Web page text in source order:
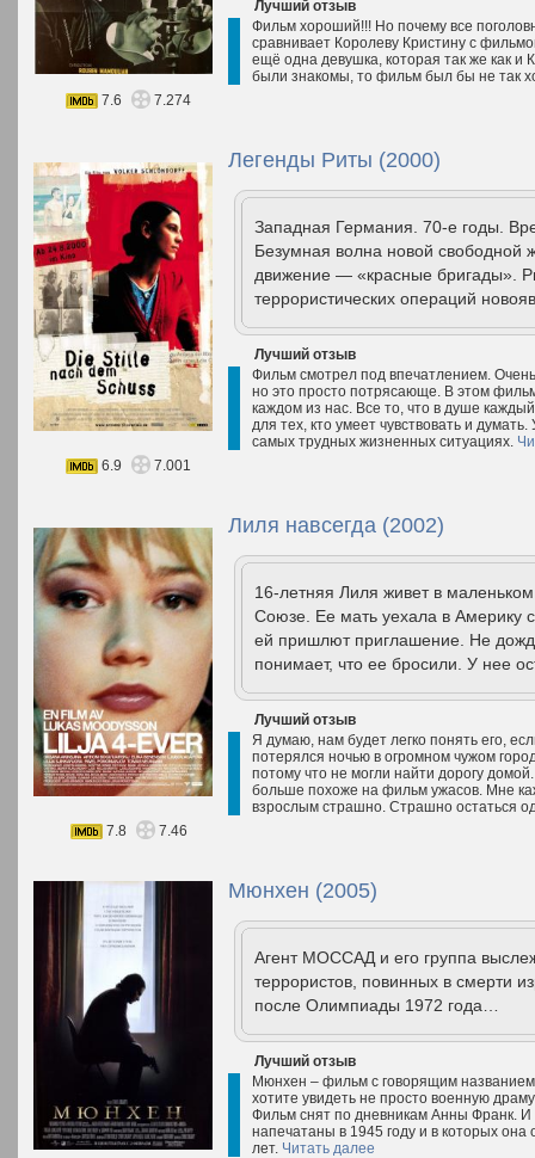
Лучший отзыв
Фильм хороший!!! Но почему все
сравнивает Королеву Кристину с
ещё одна девушка, которая так же как и
были знакомы, то фильм был бы не так
7.6
7.274
Легенды Риты (2000)
Западная Германия. 70-е годы.
Безумная волна новой свободной
движение — «красные бригады».
террористических операций
Лучший отзыв
Фильм смотрел под впечатлением.
но это просто потрясающе. В этом
каждом из нас. Все то, что в душе
для тех, кто умеет чувствовать и
самых трудных жизненных ситуациях.
6.9
7.001
Лиля навсегда (2002)
16-летняя Лиля живет в
Союзе. Ее мать уехала в Америку
ей пришлют приглашение. Не
понимает, что ее бросили. У нее
Лучший отзыв
Я думаю, нам будет легко понять его,
потерялся ночью в огромном чужом
потому что не могли найти дорогу
больше похоже на фильм ужасов. Мне
взрослым страшно. Страшно остаться
7.8
7.46
Мюнхен (2005)
Агент МОССАД и его группа
террористов, повинных в смерти
после Олимпиады 1972 года…
Лучший отзыв
Мюнхен – фильм с говорящим
хотите увидеть не просто военную
Фильм снят по дневникам Анны Франк.
напечатаны в 1945 году и в которых она
лет. Читать далее